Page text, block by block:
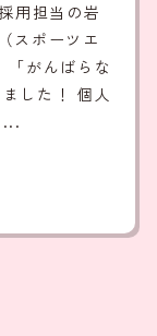
用担当の岩
スポーツエ
「がんばらな
した！ 個人
...